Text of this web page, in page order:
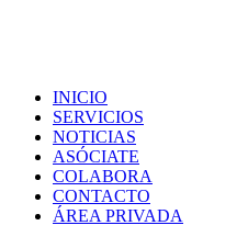
INICIO
SERVICIOS
NOTICIAS
ASÓCIATE
COLABORA
CONTACTO
ÁREA PRIVADA